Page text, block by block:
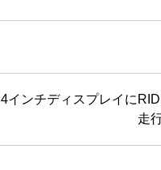
4インチディスプレイに
走